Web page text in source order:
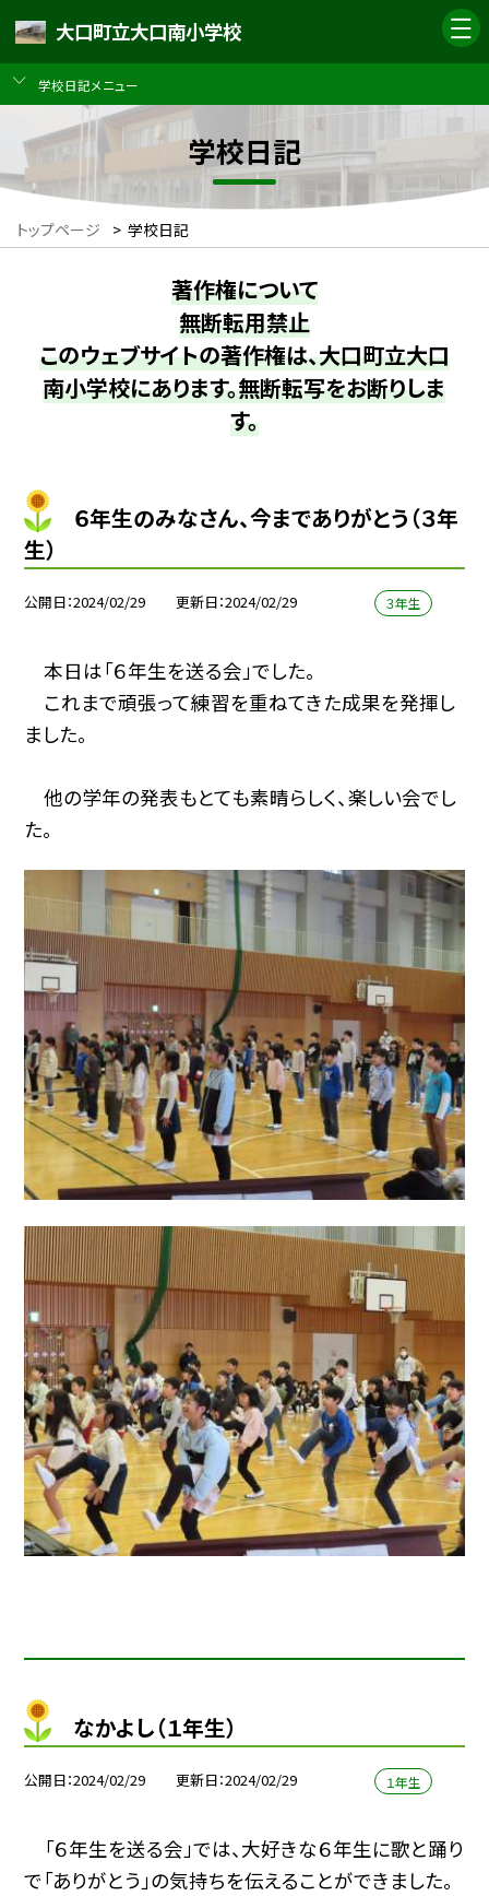
大口町立大口南小学校
学校日記メニュー
学校日記
トップページ > 学校日記
著作権について
無断転用禁止
このウェブサイトの著作権は、大口町立大口
南小学校にあります。無断転写をお断りしま
す。
６年生のみなさん、今までありがとう（３年
生）
公開日 2024/02/29 更新日 2024/02/29 ３年生
本日は「６年生を送る会」でした。
これまで頑張って練習を重ねてきた成果を発揮し
ました。
他の学年の発表もとても素晴らしく、楽しい会でし
た。
なかよし（１年生）
公開日 2024/02/29 更新日 2024/02/29 １年生
「６年生を送る会」では、大好きな６年生に歌と踊り
で「ありがとう」の気持ちを伝えることができました。